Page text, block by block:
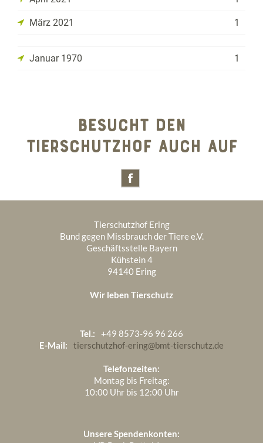
März 2021 1
Januar 1970 1
BESUCHT DEN
TIERSCHUTZHOF AUCH AUF
Tierschutzhof Ering
Bund gegen Missbrauch der Tiere e.V.
Geschäftsstelle Bayern
Kühstein 4
94140 Ering
Wir leben Tierschutz
Tel.:
+49 8573-96 96 266
E-Mail:
tierschutzhof-ering@bmt-tierschutz.de
Telefonzeiten:
Montag bis Freitag:
10:00 Uhr bis 12:00 Uhr
Unsere Spendenkonten: